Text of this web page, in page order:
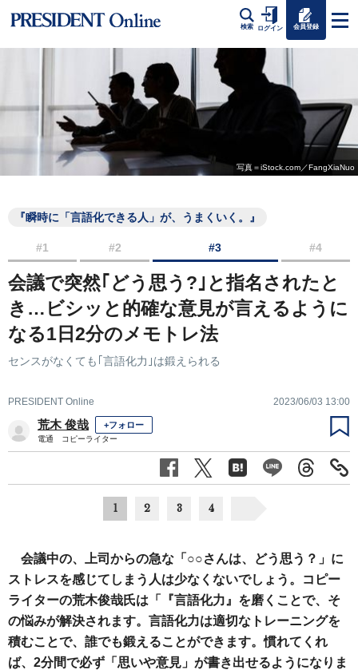
検索 ログイン 会員登録
写真＝iStock.com／FangXiaNuo
『瞬時に「言語化できる人」が、うまくいく。』
#1 #2 #3 #4
会議で突然｢どう思う?｣と指名されたと
き…ビシッと的確な意見が言えるように
なる1日2分のメモトレ法
センスがなくても｢言語化力｣は鍛えられる
PRESIDENT Online 2023/06/03 13:00
荒木 俊哉 +フォロー
電通 コピーライター
1 2 3 4
会議中の、上司からの急な「○○さんは、どう思う？」に
ストレスを感じてしまう人は少なくないでしょう。コピー
ライターの荒木俊哉氏は「『言語化力』を磨くことで、そ
の悩みが解決されます。言語化力は適切なトレーニングを
積むことで、誰でも鍛えることができます。慣れてくれ
ば、2分間で必ず「思いや意見」が書き出せるようになりま